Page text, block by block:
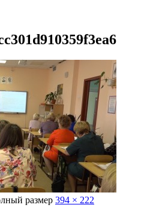
размер 394 × 222